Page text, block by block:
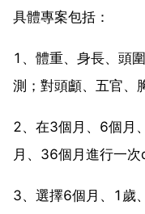
具體專案包括：
1、體重、身長、頭
測；對頭顱、五官、
2、在3個月、6個月
月、36個月進行一次
3、選擇6個月、1歲